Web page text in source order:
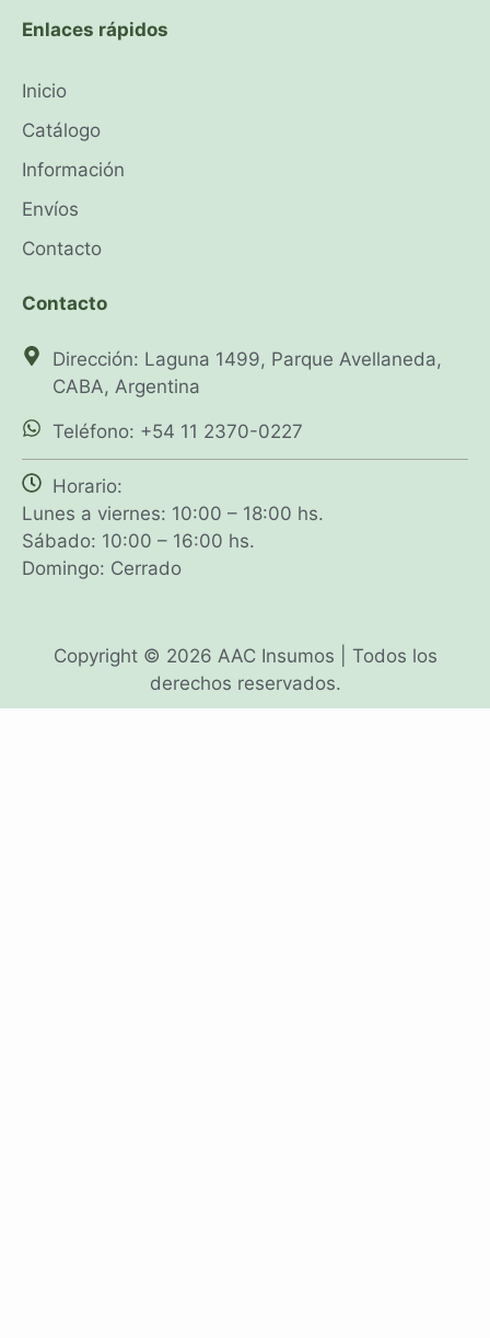
Enlaces rápidos
Inicio
Catálogo
Información
Envíos
Contacto
Contacto
Dirección: Laguna 1499, Parque Avellaneda,
CABA, Argentina
Teléfono: +54 11 2370-0227
Horario:
Lunes a viernes: 10:00 – 18:00 hs.
Sábado: 10:00 – 16:00 hs.
Domingo: Cerrado
Copyright © 2026 AAC Insumos | Todos los
derechos reservados.